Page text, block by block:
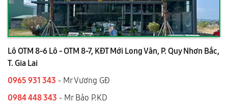
Lô OTM 8-6 Lô - OTM 8-7, KĐT Mới Long Vân, P. Quy Nhơn Bắc,
T. Gia Lai
0965 931 343 - Mr Vương GĐ
0984 448 343 - Mr Bảo P.KD